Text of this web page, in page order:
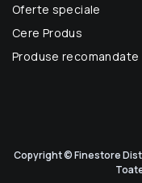
Oferte speciale
Cere Produs
Produse recomandate
Copyright © Finestore